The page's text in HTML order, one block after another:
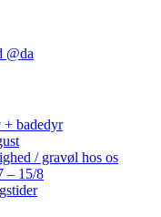
@da
badedyr
/ gravøl hos os
– 15/8